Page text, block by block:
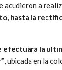
acudieron a
hasta la
efectuará la
, ubicada en la